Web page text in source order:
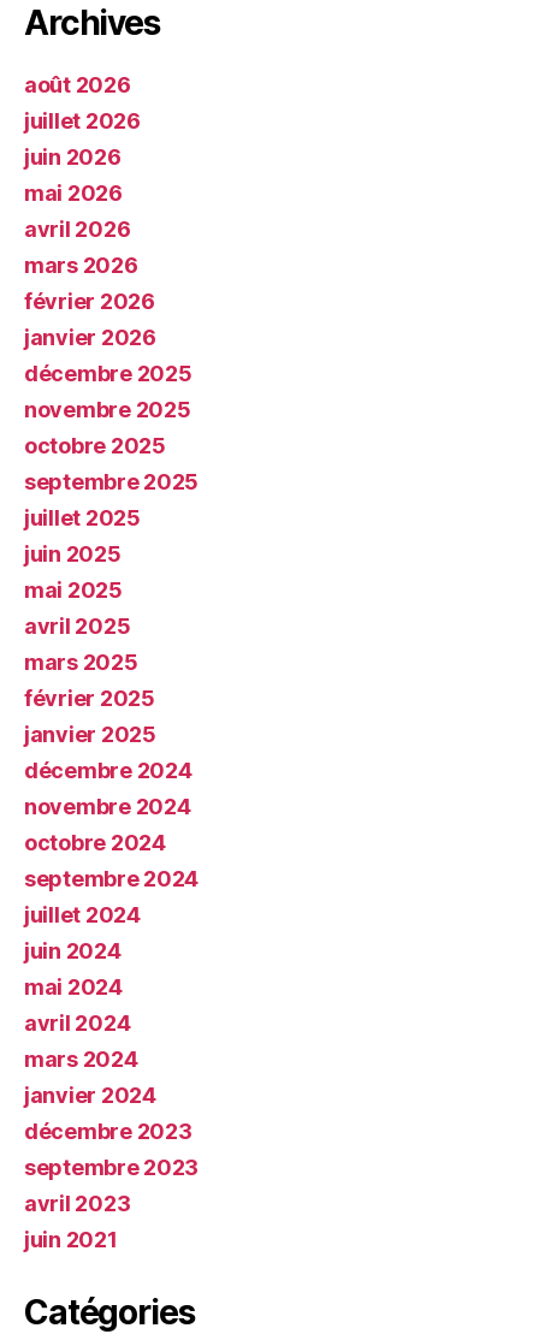
Archives
août 2026
juillet 2026
juin 2026
mai 2026
avril 2026
mars 2026
février 2026
janvier 2026
décembre 2025
novembre 2025
octobre 2025
septembre 2025
juillet 2025
juin 2025
mai 2025
avril 2025
mars 2025
février 2025
janvier 2025
décembre 2024
novembre 2024
octobre 2024
septembre 2024
juillet 2024
juin 2024
mai 2024
avril 2024
mars 2024
janvier 2024
décembre 2023
septembre 2023
avril 2023
juin 2021
Catégories